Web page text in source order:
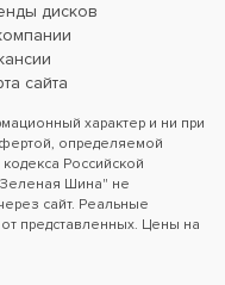
дисков
сайта
характер и ни при
определяемой
Российской
Шина" не
сайт. Реальные
от представленных. Цены на